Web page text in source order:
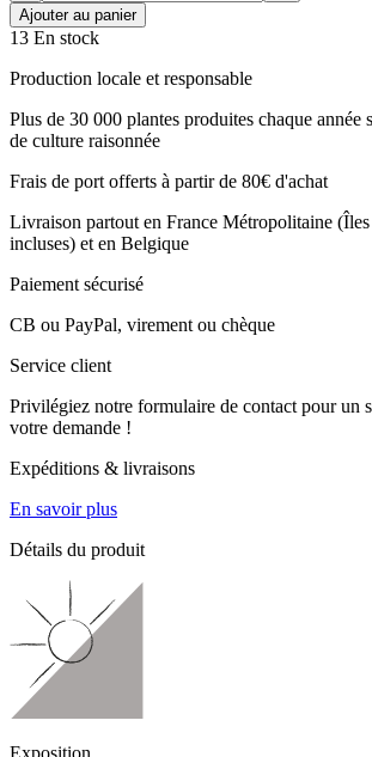
Ajouter au panier
13 En stock
Production locale et responsable
Plus de 30 000 plantes produites chaque année
de culture raisonnée
Frais de port offerts à partir de 80€ d'achat
Livraison partout en France Métropolitaine
incluses) et en Belgique
Paiement sécurisé
CB ou PayPal, virement ou chèque
Service client
Privilégiez notre formulaire de contact pour un
votre demande !
Expéditions & livraisons
En savoir plus
Détails du produit
Exposition